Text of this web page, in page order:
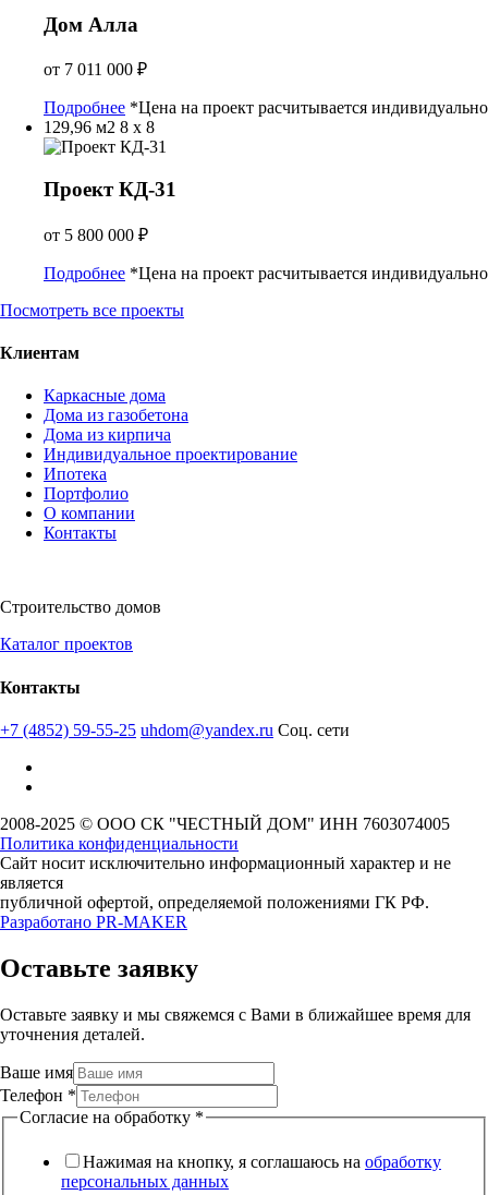
Дом Алла
от 7 011 000 ₽
Подробнее *Цена на проект расчитывается индивидуально
129,96 м2 8 x 8
Проект КД-31
от 5 800 000 ₽
Подробнее *Цена на проект расчитывается индивидуально
Посмотреть все проекты
Клиентам
Каркасные дома
Дома из газобетона
Дома из кирпича
Индивидуальное проектирование
Ипотека
Портфолио
О компании
Контакты
Строительство домов
Каталог проектов
Контакты
+7 (4852) 59-55-25 uhdom@yandex.ru Соц. сети
2008-2025 © ООО СК "ЧЕСТНЫЙ ДОМ" ИНН 7603074005
Политика конфиденциальности
Сайт носит исключительно информационный характер и не
является
публичной офертой, определяемой положениями ГК РФ.
Разработано PR-MAKER
Оставьте заявку
Оставьте заявку и мы свяжемся с Вами в ближайшее время для
уточнения деталей.
Ваше имя
Телефон *
Согласие на обработку *
Нажимая на кнопку, я соглашаюсь на обработку
персональных данных